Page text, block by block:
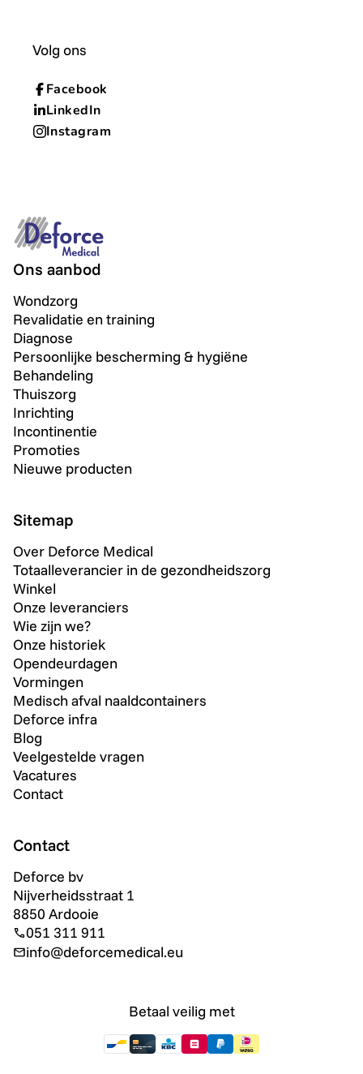
Volg ons
Facebook
LinkedIn
Instagram
Ons aanbod
Wondzorg
Revalidatie en training
Diagnose
Persoonlijke bescherming & hygiëne
Behandeling
Thuiszorg
Inrichting
Incontinentie
Promoties
Nieuwe producten
Sitemap
Over Deforce Medical
Totaalleverancier in de gezondheidszorg
Winkel
Onze leveranciers
Wie zijn we?
Onze historiek
Opendeurdagen
Vormingen
Medisch afval naaldcontainers
Deforce infra
Blog
Veelgestelde vragen
Vacatures
Contact
Contact
Deforce bv
Nijverheidsstraat 1
8850 Ardooie
051 311 911
info@deforcemedical.eu
Betaal veilig met